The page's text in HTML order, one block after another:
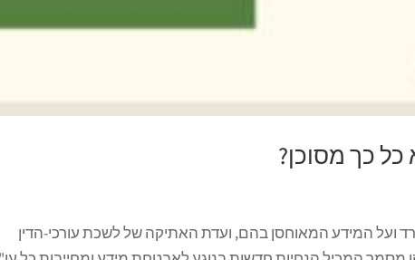
המידע המאוחסן בהם, ועדת האתיקה של לשכת עורכי-הדין